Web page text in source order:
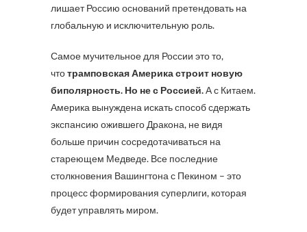
лишает Россию оснований претендовать на
глобальную и исключительную роль.
Самое мучительное для России это то,
чтотрамповская Америка строит новую
биполярность. Но не с Россией.А с Китаем.
Америка вынуждена искать способ сдержать
экспансию ожившего Дракона, не видя
больше причин сосредотачиваться на
стареющем Медведе. Все последние
столкновения Вашингтона с Пекином – это
процесс формирования суперлиги, которая
будет управлять миром.